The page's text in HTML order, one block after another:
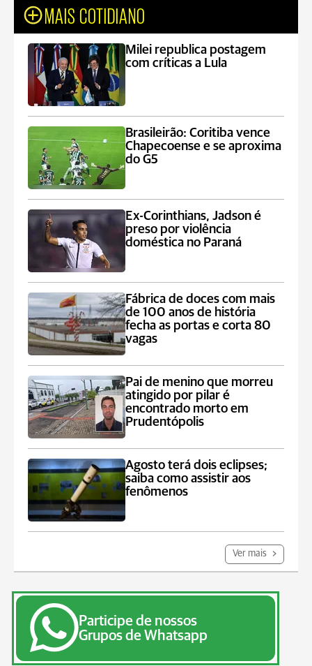
MAIS COTIDIANO
Milei republica postagem
com críticas a Lula
Brasileirão: Coritiba vence
Chapecoense e se aproxima
do G5
Ex-Corinthians, Jadson é
preso por violência
doméstica no Paraná
Fábrica de doces com mais
de 100 anos de história
fecha as portas e corta 80
vagas
Pai de menino que morreu
atingido por pilar é
encontrado morto em
Prudentópolis
Agosto terá dois eclipses;
saiba como assistir aos
fenômenos
Ver mais
Participe de nossos
Grupos de Whatsapp